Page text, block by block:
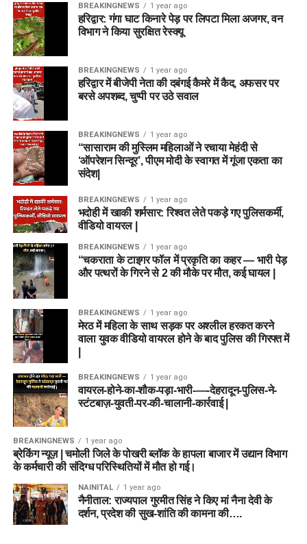
BREAKINGNEWS 1 year ago
हरिद्वार: गंगा घाट किनारे पेड़ पर लिपटा मिला अजगर, वन
विभाग ने किया सुरक्षित रेस्क्यू
BREAKINGNEWS 1 year ago
हरिद्वार में बीजेपी नेता की दबंगई कैमरे में कैद, अफसर पर
बरसे अपशब्द, चुप्पी पर उठे सवाल
BREAKINGNEWS 1 year ago
“सासाराम की मुस्लिम महिलाओं ने रचाया मेहंदी से
‘ऑपरेशन सिन्दूर’, पीएम मोदी के स्वागत में गूंजा एकता का
संदेश|
BREAKINGNEWS 1 year ago
भदोही में खाकी शर्मसार: रिश्वत लेते पकड़े गए पुलिसकर्मी,
वीडियो वायरल |
BREAKINGNEWS 1 year ago
“चकराता के टाइगर फॉल में प्रकृति का कहर — भारी पेड़
और पत्थरों के गिरने से 2 की मौके पर मौत, कई घायल |
BREAKINGNEWS 1 year ago
मेरठ में महिला के साथ सड़क पर अश्लील हरकत करने
वाला युवक वीडियो वायरल होने के बाद पुलिस की गिरफ्त में
BREAKINGNEWS 1 year ago
वायरल-होने-का-शौक-पड़ा-भारी-—-देहरादून-पुलिस-ने-
स्टंटबाज़-युवती-पर-की-चालानी-कार्रवाई |
BREAKINGNEWS 1 year ago
ब्रेकिंग न्यूज़ | चमोली जिले के पोखरी ब्लॉक के हापला बाजार में उद्यान विभाग
के कर्मचारी की संदिग्ध परिस्थितियों में मौत हो गई।
NAINITAL 1 year ago
नैनीताल: राज्यपाल गुरमीत सिंह ने किए मां नैना देवी के
दर्शन, प्रदेश की सुख-शांति की कामना की….